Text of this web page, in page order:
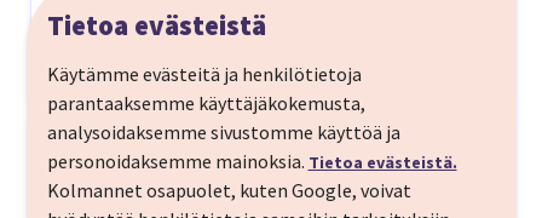
Näytä lähtöpäivät kotimaan
Maksimoi matkasi helppous
1 yön matka
ti 18.08.-ke 19.08.
Alk.13,00 €
Tietoa evästeistä
Käytämme evästeitä ja henkilötietoja
parantaaksemme käyttäjäkokemusta,
analysoidaksemme sivustomme käyttöä ja
personoidaksemme mainoksia. Tietoa evästeistä.
Kolmannet osapuolet, kuten Google, voivat